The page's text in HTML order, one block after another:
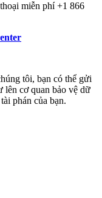
miễn phí +1 866
tôi, bạn có thể gửi
lên cơ quan bảo vệ dữ
phán của bạn.